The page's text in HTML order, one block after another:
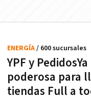
YPF y
poderosa para
tiendas Full a
ENERGÍA/ 600 sucursales